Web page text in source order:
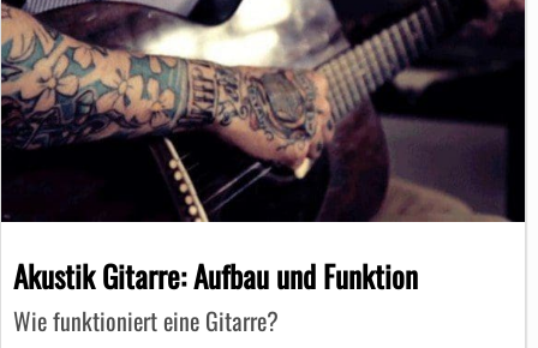
Akustik Gitarre: Aufbau und Funktion
Wie funktioniert eine Gitarre?